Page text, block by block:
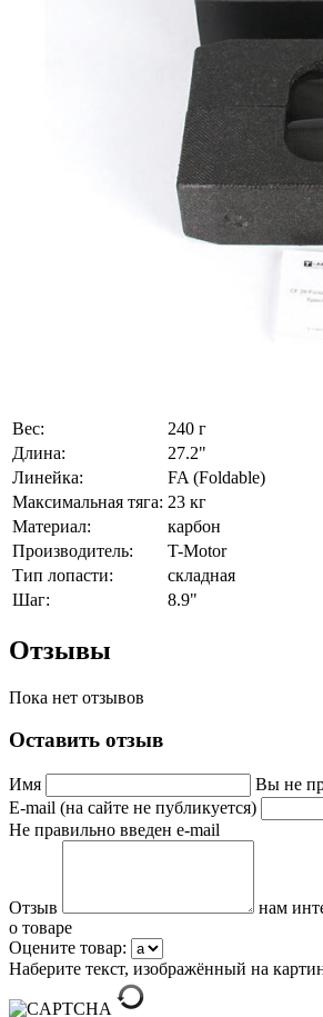
Вес:
240 г
Длина:
27.2"
Линейка:
FA (Foldable)
Максимальная тяга: 23 кг
Материал:
карбон
Производитель:
T-Motor
Тип лопасти:
складная
Шаг:
8.9"
Отзывы
Пока нет отзывов
Оставить отзыв
Имя
Вы не
E-mail (на сайте не публикуется)
Не правильно введен e-mail
Отзыв
нам
о товаре
Оцените товар:
Наберите текст, изображённый на